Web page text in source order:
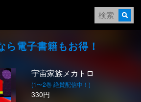
ら電⼦書籍もお得！
宇宙家族メカトロ
(1〜2巻 絶賛配信中！)
330円